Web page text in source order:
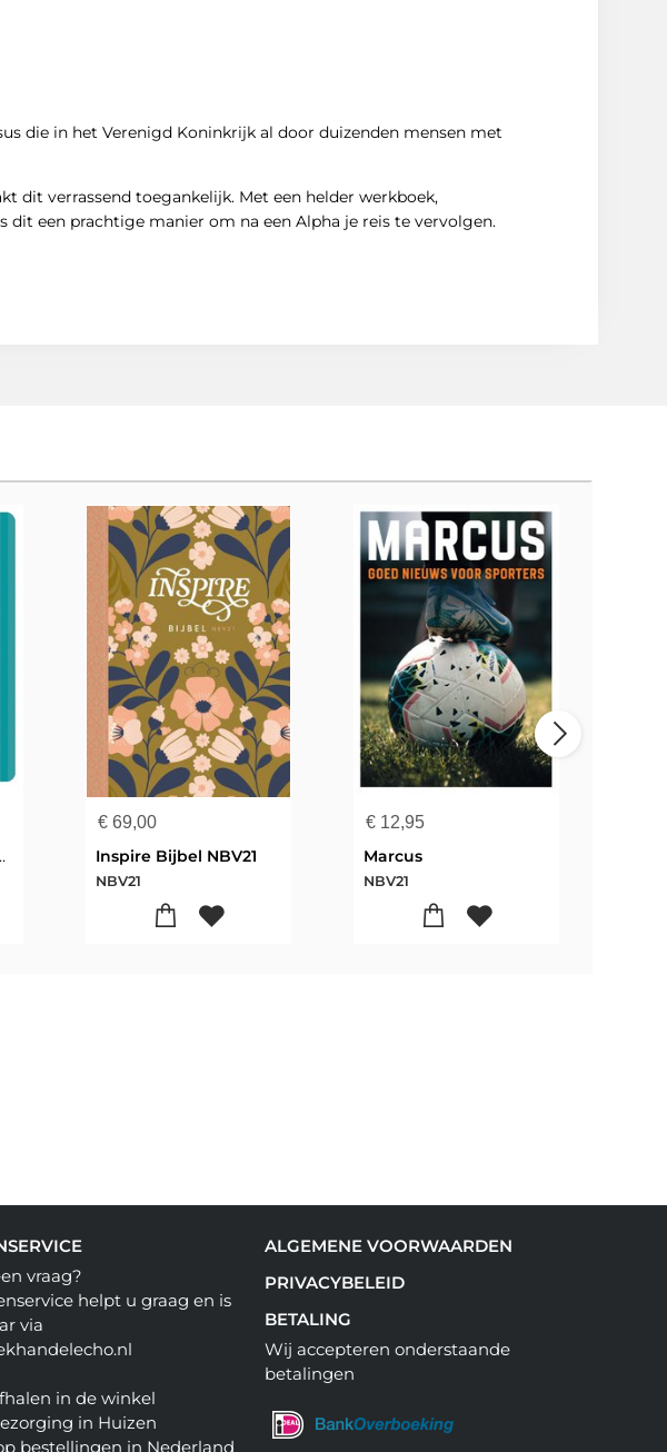
die in het Verenigd Koninkrijk al door duizenden mensen met
dit verrassend toegankelijk. Met een helder werkboek,
dit een prachtige manier om na een Alpha je reis te vervolgen.
€69,00
Inspire Bijbel NBV21
NBV21
€ 12,95
Marcus
NBV21
vraag?
helpt u graag en is
via
in de winkel
in Huizen
bestellingen in Nederland
ALGEMENE VOORWAARDEN
PRIVACYBELEID
BETALING
Wij accepteren onderstaande
betalingen